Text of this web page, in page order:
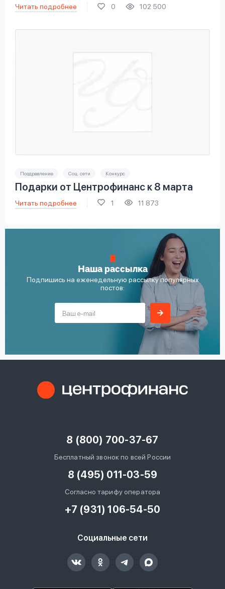
Читать подробнее 0 102 500
Поздравление Соц. сети Конкурс
Подарки от Центрофинанс к 8 марта
Читать подробнее 1 11 873
Наша рассылка
Подпишись на еженедельную рассылку популярных
постов:
8 (800) 700-37-67
Бесплатный звонок по всей России
8 (495) 011-03-59
Согласно тарифу оператора
+7 (931) 106-54-50
Социальные сети